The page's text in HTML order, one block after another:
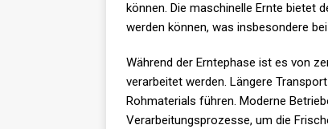
können. Die maschinelle Ernte bietet
werden können, was insbesondere
Während der Erntephase ist es von
verarbeitet werden. Längere
Rohmaterials führen. Moderne
Verarbeitungsprozesse, um die